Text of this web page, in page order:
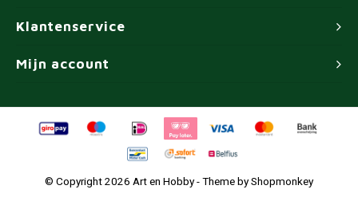
Klantenservice
Mijn account
© Copyright 2026 Art en Hobby - Theme byShopmonkey